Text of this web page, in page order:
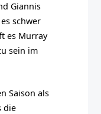
Giannis
schwer
es Murray
sein im
Saison als
die